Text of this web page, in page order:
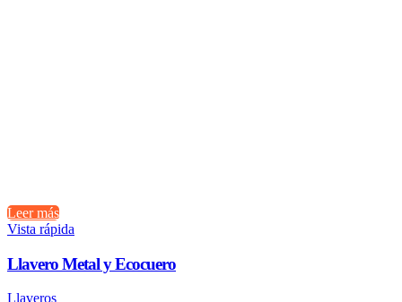
Leer más
Vista rápida
Llavero Metal y Ecocuero
Llaveros